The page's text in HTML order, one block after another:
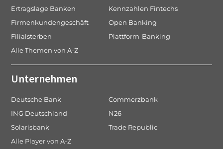
Ertragslage Banken
Kennzahlen Fintechs
Firmenkundengeschäft
Open Banking
Filialsterben
Plattform-Banking
Alle Themen von A-Z
Unternehmen
Deutsche Bank
Commerzbank
ING Deutschland
N26
Solarisbank
Trade Republic
Alle Player von A-Z